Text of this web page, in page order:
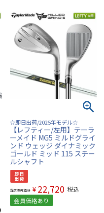
☆即日出荷/2025年モデル☆
【レフティー/左用】テーラ
ーメイド MG5 ミルドグライ
ンド ウェッジ ダイナミック
ゴールド ミッド 115 スチー
ルシャフト
当店販売価格 ¥ 22,720 税込
会員価格あり